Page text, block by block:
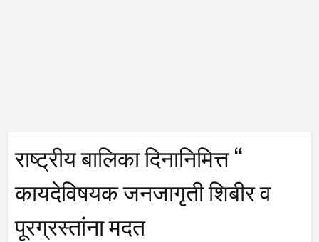
राष्ट्रीय बालिका दिनानिमित्त “
कायदेविषयक जनजागृती शिबीर व
पूरग्रस्तांना मदत